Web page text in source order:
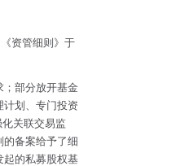
资管细则》于
；部分放开基金
计划、专门投资
关联交易监
的备案给予了细
起的私募股权基